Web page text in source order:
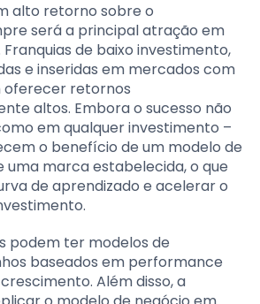
alto retorno sobre o
será a principal atração em
de baixo investimento,
e inseridas em mercados com
oferecer retornos
altos. Embora o sucesso não
em qualquer investimento –
o benefício de um modelo de
uma marca estabelecida, o que
de aprendizado e acelerar o
podem ter modelos de
baseados em performance
Além disso, a